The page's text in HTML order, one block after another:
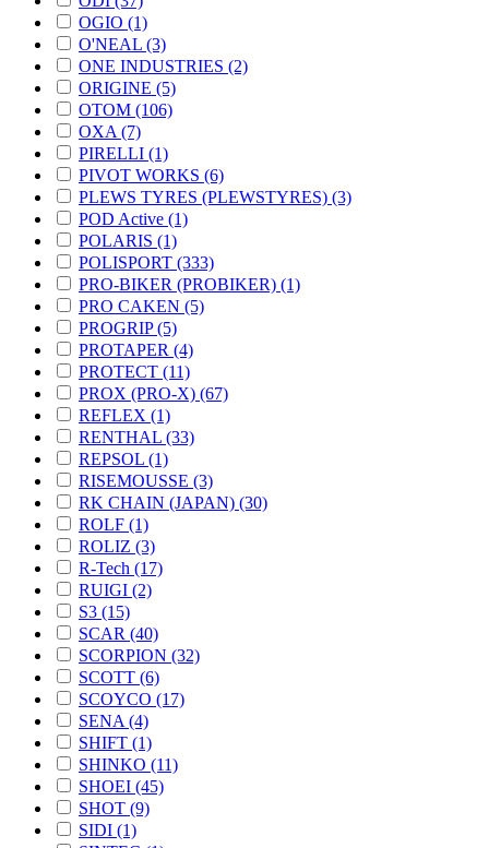
OGIO (1)
O'NEAL (3)
ONE INDUSTRIES (2)
ORIGINE (5)
OTOM (106)
OXA (7)
PIRELLI (1)
PIVOT WORKS (6)
PLEWS TYRES (PLEWSTYRES) (3)
POD Active (1)
POLARIS (1)
POLISPORT (333)
PRO-BIKER (PROBIKER) (1)
PRO CAKEN (5)
PROGRIP (5)
PROTAPER (4)
PROTECT (11)
PROX (PRO-X) (67)
REFLEX (1)
RENTHAL (33)
REPSOL (1)
RISEMOUSSE (3)
RK CHAIN (JAPAN) (30)
ROLF (1)
ROLIZ (3)
R-Tech (17)
RUIGI (2)
S3 (15)
SCAR (40)
SCORPION (32)
SCOTT (6)
SCOYCO (17)
SENA (4)
SHIFT (1)
SHINKO (11)
SHOEI (45)
SHOT (9)
SIDI (1)